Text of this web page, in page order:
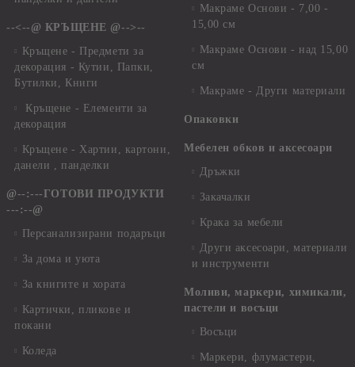
--<--@ КРЪЩЕНЕ @-->--
Кръщене - Предмети за
декорация - Кутии, Папки,
Бутилки, Книги
Кръщене - Елементи за
декорация
Кръщене - Хартии, картони,
данели , панделки
@--:---ГОТОВИ ПРОДУКТИ
---:--@
Персанализирани подаръци
За дома и уюта
За книгите и хората
Картички, пликове и
покани
Коледа
Макраме Основи - 7,00 -
15,00 см
Макраме Основи - над 15,00
см
Макраме - Други материали
Опаковки
Мебелен обков и аксесоари
Дръжки
Закачалки
Крака за мебели
Други аксесоари, материали
и инструменти
Моливи, маркери, химикали,
пастели и восъци
Восъци
Маркери, флумастери,